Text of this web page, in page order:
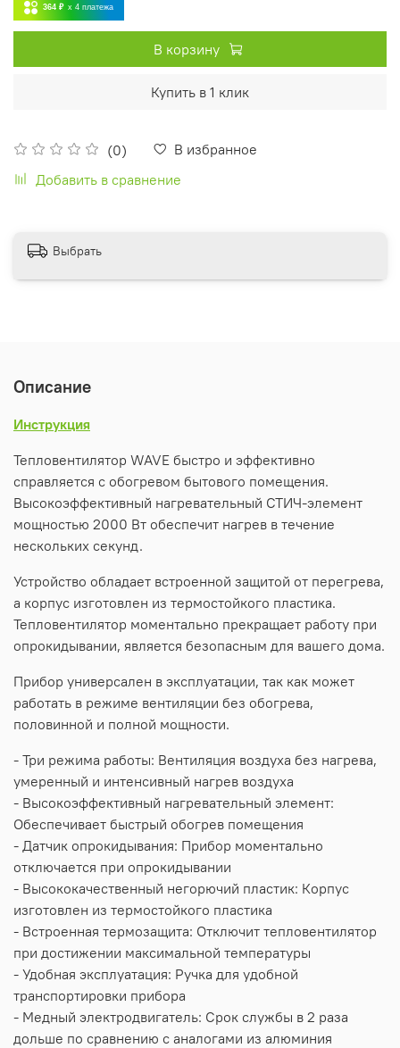
(0)
В избранное
Добавить в сравнение
364 ₽ x 4 платежа
В корзину
Купить в 1 клик
Выбрать
Описание
Инструкция
Тепловентилятор WAVE быстро и эффективно
справляется с обогревом бытового помещения.
Высокоэффективный нагревательный СТИЧ-элемент
мощностью 2000 Вт обеспечит нагрев в течение
нескольких секунд.
Устройство обладает встроенной защитой от перегрева,
а корпус изготовлен из термостойкого пластика.
Тепловентилятор моментально прекращает работу при
опрокидывании, является безопасным для вашего дома.
Прибор универсален в эксплуатации, так как может
работать в режиме вентиляции без обогрева,
половинной и полной мощности.
- Три режима работы: Вентиляция воздуха без нагрева,
умеренный и интенсивный нагрев воздуха
- Высокоэффективный нагревательный элемент:
Обеспечивает быстрый обогрев помещения
- Датчик опрокидывания: Прибор моментально
отключается при опрокидывании
- Высококачественный негорючий пластик: Корпус
изготовлен из термостойкого пластика
- Встроенная термозащита: Отключит тепловентилятор
при достижении максимальной температуры
- Удобная эксплуатация: Ручка для удобной
транспортировки прибора
- Медный электродвигатель: Срок службы в 2 раза
дольше по сравнению с аналогами из алюминия